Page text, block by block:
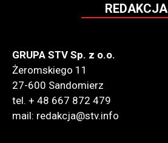
REDAKCJA
GRUPA STV Sp. z o.o.
Żeromskiego 11
27-600 Sandomierz
tel. + 48 667 872 479
mail: redakcja@stv.info